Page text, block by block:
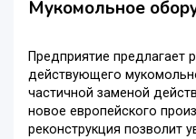
Мукомольное
Предприятие предлагает
действующего
частичной заменой
новое европейского
реконструкция позволит